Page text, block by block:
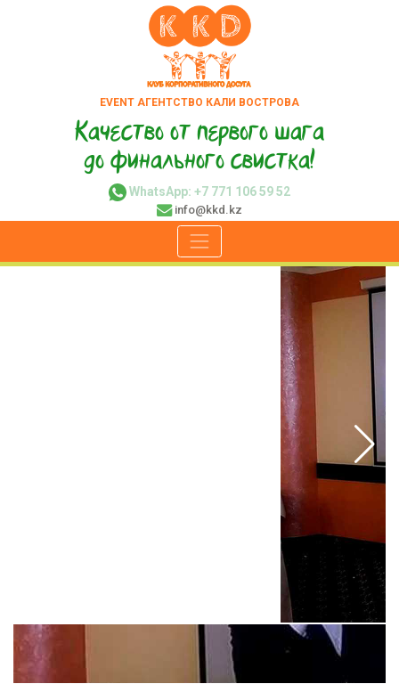
EVENT АГЕНТСТВО КАЛИ ВОСТРОВА
Качество от первого шага
до финального свистка!
WhatsApp: +7 771 106 59 52
info@kkd.kz